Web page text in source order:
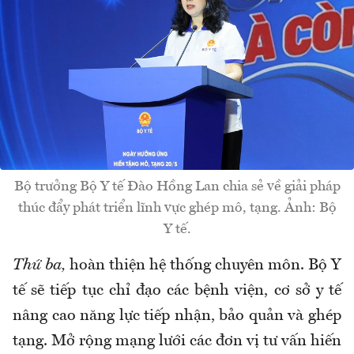
Bộ trưởng Bộ Y tế Đào Hồng Lan chia sẻ về giải pháp
thúc đẩy phát triển lĩnh vực ghép mô, tạng. Ảnh: Bộ
Y tế.
Thứ ba, hoàn thiện hệ thống chuyên môn. Bộ Y
tế sẽ tiếp tục chỉ đạo các bệnh viện, cơ sở y tế
nâng cao năng lực tiếp nhận, bảo quản và ghép
tạng. Mở rộng mạng lưới các đơn vị tư vấn hiến